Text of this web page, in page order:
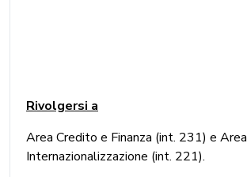
Rivolgersi a
Area Credito e Finanza (int. 231) e Area
Internazionalizzazione (int. 221).